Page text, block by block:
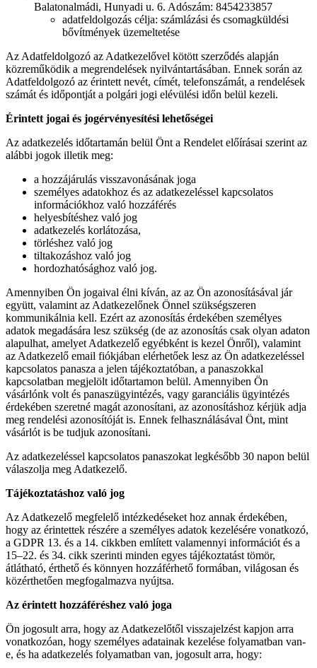
Balatonalmádi, Hunyadi u. 6. Adószám: 8454233857
adatfeldolgozás célja: számlázási és csomagküldési
bővítmények üzemeltetése
Az Adatfeldolgozó az Adatkezelővel kötött szerződés alapján
közreműködik a megrendelések nyilvántartásában. Ennek során az
Adatfeldolgozó az érintett nevét, címét, telefonszámát, a rendelések
számát és időpontját a polgári jogi elévülési időn belül kezeli.
Érintett jogai és jogérvényesítési lehetőségei
Az adatkezelés időtartamán belül Önt a Rendelet előírásai szerint az
alábbi jogok illetik meg:
a hozzájárulás visszavonásának joga
személyes adatokhoz és az adatkezeléssel kapcsolatos
információkhoz való hozzáférés
helyesbítéshez való jog
adatkezelés korlátozása,
törléshez való jog
tiltakozáshoz való jog
hordozhatósághoz való jog.
Amennyiben Ön jogaival élni kíván, az az Ön azonosításával jár
együtt, valamint az Adatkezelőnek Önnel szükségszeren
kommunikálnia kell. Ezért az azonosítás érdekében személyes
adatok megadására lesz szükség (de az azonosítás csak olyan adaton
alapulhat, amelyet Adatkezelő egyébként is kezel Önről), valamint
az Adatkezelő email fiókjában elérhetőek lesz az Ön adatkezeléssel
kapcsolatos panasza a jelen tájékoztatóban, a panaszokkal
kapcsolatban megjelölt időtartamon belül. Amennyiben Ön
vásárlónk volt és panaszügyintézés, vagy garanciális ügyintézés
érdekében szeretné magát azonosítani, az azonosításhoz kérjük adja
meg rendelési azonosítóját is. Ennek felhasználásával Önt, mint
vásárlót is be tudjuk azonosítani.
Az adatkezeléssel kapcsolatos panaszokat legkésőbb 30 napon belül
válaszolja meg Adatkezelő.
Tájékoztatáshoz való jog
Az Adatkezelő megfelelő intézkedéseket hoz annak érdekében,
hogy az érintettek részére a személyes adatok kezelésére vonatkozó,
a GDPR 13. és a 14. cikkben említett valamennyi információt és a
15–22. és 34. cikk szerinti minden egyes tájékoztatást tömör,
átlátható, érthető és könnyen hozzáférhető formában, világosan és
közérthetően megfogalmazva nyújtsa.
Az érintett hozzáféréshez való joga
Ön jogosult arra, hogy az Adatkezelőtől visszajelzést kapjon arra
vonatkozóan, hogy személyes adatainak kezelése folyamatban van-
e, és ha adatkezelés folyamatban van, jogosult arra, hogy: